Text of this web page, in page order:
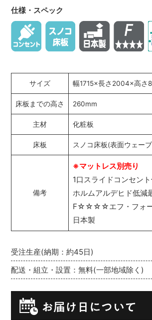
受注生産(納期：約45日)
配送・組立・設置：無料(一部地域除く)
仕様・スペック
サイズ 幅1715×長さ2004×高さ
床板までの高さ 260mm
主材 化粧板
床板 スノコ床板(表面ウェー
備考
※マットレス別売り
1口スライドコンセン
ホルムアルデヒド低減
F☆☆☆☆エフ・フォー
日本製